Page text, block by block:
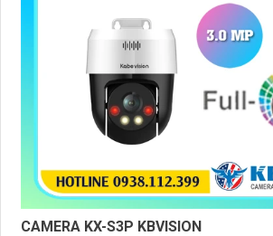
CAMERA KX-S3P KBVISION